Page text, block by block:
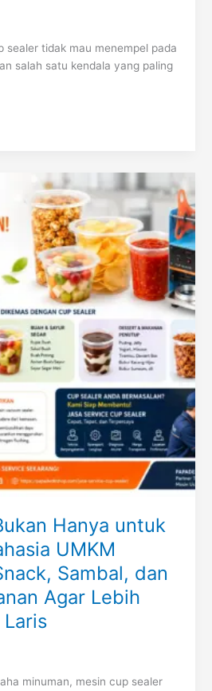
sealer tidak mau menempel pada
salah satu kendala yang paling
Hanya untuk
UMKM
Sambal, dan
Agar Lebih
minuman, mesin cup sealer